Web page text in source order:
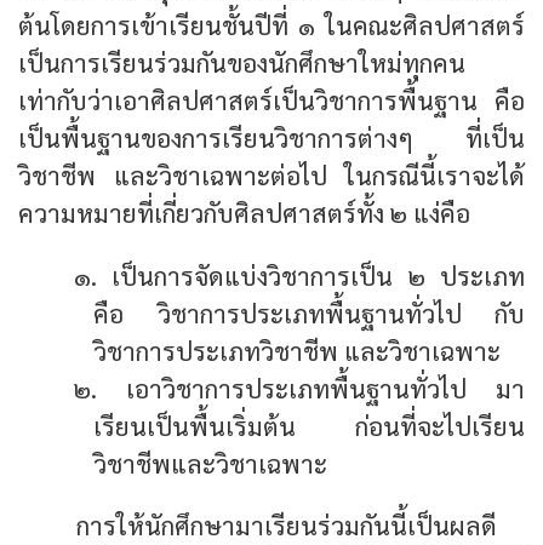
ต้นโดยการเข้าเรียนชั้นปีที่ ๑ ในคณะศิลปศาสตร์
เป็นการเรียนร่วมกันของนักศึกษาใหม่ทุกคน
เท่ากับว่าเอาศิลปศาสตร์เป็นวิชาการพื้นฐาน คือ
เป็นพื้นฐานของการเรียนวิชาการต่างๆ ที่เป็น
วิชาชีพ และวิชาเฉพาะต่อไป ในกรณีนี้เราจะได้
ความหมายที่เกี่ยวกับศิลปศาสตร์ทั้ง ๒ แง่คือ
๑. เป็นการจัดแบ่งวิชาการเป็น ๒ ประเภท
คือ วิชาการประเภทพื้นฐานทั่วไป กับ
วิชาการประเภทวิชาชีพ และวิชาเฉพาะ
๒. เอาวิชาการประเภทพื้นฐานทั่วไป มา
เรียนเป็นพื้นเริ่มต้น ก่อนที่จะไปเรียน
วิชาชีพและวิชาเฉพาะ
การให้นักศึกษามาเรียนร่วมกันนี้เป็นผลดี